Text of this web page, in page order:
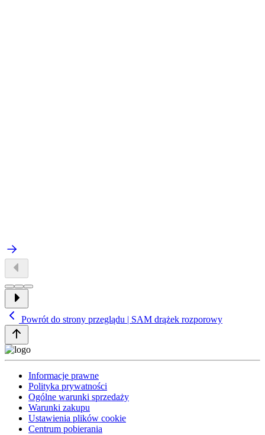
Powrót do strony przeglądu | SAM drążek rozporowy
Informacje prawne
Polityka prywatności
Ogólne warunki sprzedaży
Warunki zakupu
Ustawienia plików cookie
Centrum pobierania